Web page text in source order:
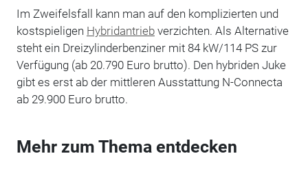
Im Zweifelsfall kann man auf den komplizierten und
kostspieligen Hybridantriebverzichten. Als Alternative
steht ein Dreizylinderbenziner mit 84 kW/114 PS zur
Verfügung (ab 20.790 Euro brutto). Den hybriden Juke
gibt es erst ab der mittleren Ausstattung N-Connecta
ab 29.900 Euro brutto.
Mehr zum Thema entdecken